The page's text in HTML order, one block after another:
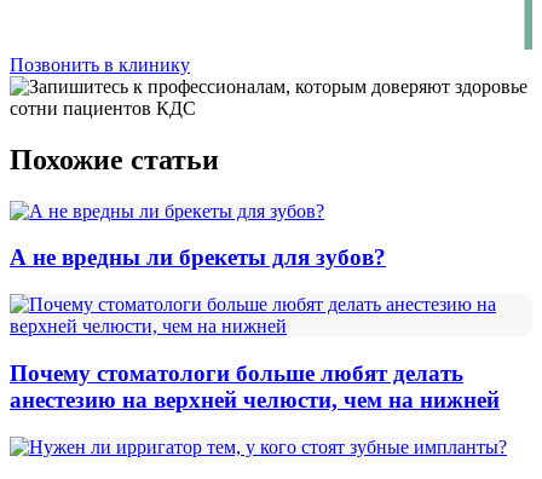
Позвонить в клинику
Похожие статьи
А не вредны ли брекеты для зубов?
Почему стоматологи больше любят делать
анестезию на верхней челюсти, чем на нижней